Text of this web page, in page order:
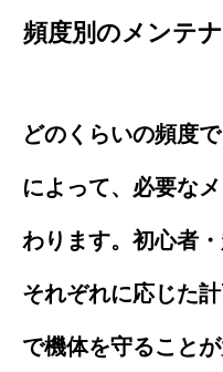
頻度別のメンテ
どのくらいの頻度
によって、必要な
わります。初心者
それぞれに応じた
で機体を守ることが